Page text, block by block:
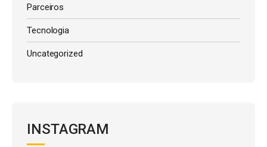
Parceiros
Tecnologia
Uncategorized
INSTAGRAM